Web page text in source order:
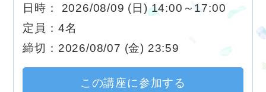
日時： 2026/08/09 (日) 14:00～17:00
定員：4名
締切：2026/08/07 (金) 23:59
この講座に参加する